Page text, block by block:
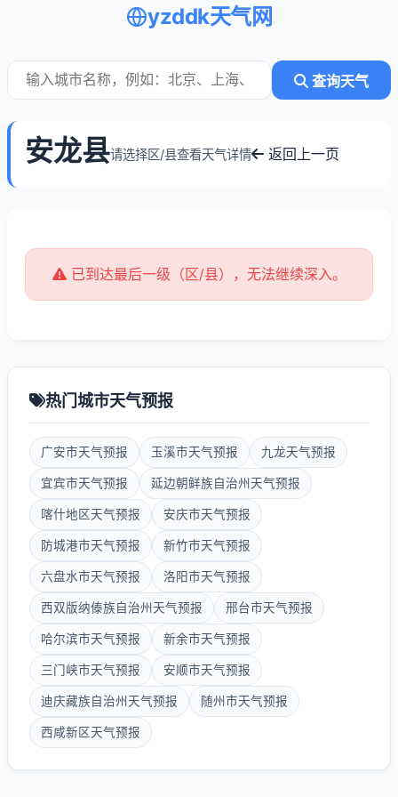
yzddk天气网
查询天气
安龙县请选择区/县查看天气详情 返回上一页
已到达最后一级（区/县），无法继续深入。
热门城市天气预报
广安市天气预报 玉溪市天气预报 九龙天气预报
宜宾市天气预报 延边朝鲜族自治州天气预报
喀什地区天气预报 安庆市天气预报
防城港市天气预报 新竹市天气预报
六盘水市天气预报 洛阳市天气预报
西双版纳傣族自治州天气预报 邢台市天气预报
哈尔滨市天气预报 新余市天气预报
三门峡市天气预报 安顺市天气预报
迪庆藏族自治州天气预报 随州市天气预报
西咸新区天气预报